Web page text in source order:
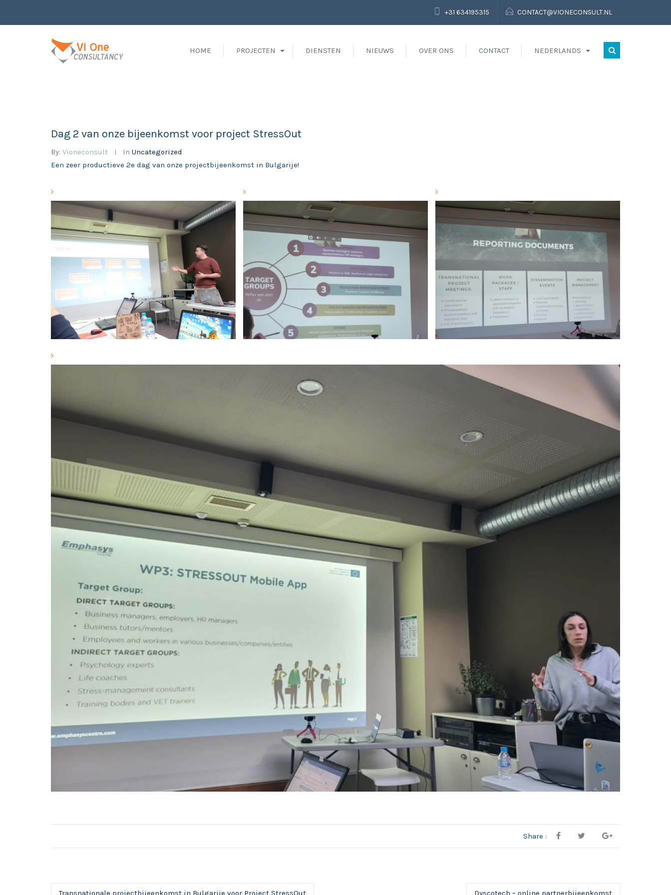
+31 634195315 CONTACT@VIONECONSULT.NL
HOME PROJECTEN DIENSTEN NIEUWS OVER ONS CONTACT NEDERLANDS
Dag 2 van onze bijeenkomst voor project StressOut
By: Vioneconsult In Uncategorized
Een zeer productieve 2e dag van onze projectbijeenkomst in Bulgarije!
Share :
Transnationale projectbijeenkomst in Bulgarije voor Project StressOut Dyscotech – online partnerbijeenkomst